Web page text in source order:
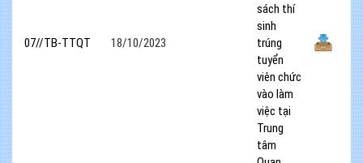
07//TB-TTQT 18/10/2023
sách thí
sinh
trúng
tuyển
viên chức
vào làm
việc tại
Trung
tâm